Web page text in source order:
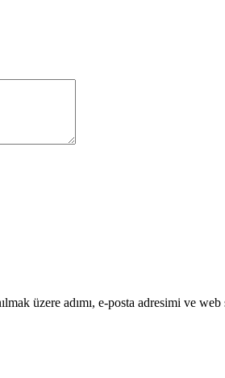
üzere adımı, e-posta adresimi ve